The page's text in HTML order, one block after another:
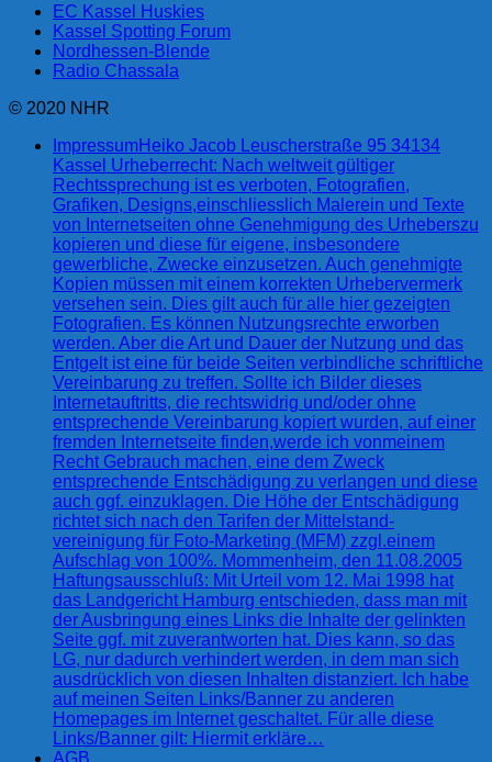
EC Kassel Huskies
Kassel Spotting Forum
Nordhessen-Blende
Radio Chassala
© 2020 NHR
ImpressumHeiko Jacob Leuscherstraße 95 34134
Kassel Urheberrecht: Nach weltweit gültiger
Rechtssprechung ist es verboten, Fotografien,
Grafiken, Designs,einschliesslich Malerein und Texte
von Internetseiten ohne Genehmigung des Urheberszu
kopieren und diese für eigene, insbesondere
gewerbliche, Zwecke einzusetzen. Auch genehmigte
Kopien müssen mit einem korrekten Urhebervermerk
versehen sein. Dies gilt auch für alle hier gezeigten
Fotografien. Es können Nutzungsrechte erworben
werden. Aber die Art und Dauer der Nutzung und das
Entgelt ist eine für beide Seiten verbindliche schriftliche
Vereinbarung zu treffen. Sollte ich Bilder dieses
Internetauftritts, die rechtswidrig und/oder ohne
entsprechende Vereinbarung kopiert wurden, auf einer
fremden Internetseite finden,werde ich vonmeinem
Recht Gebrauch machen, eine dem Zweck
entsprechende Entschädigung zu verlangen und diese
auch ggf. einzuklagen. Die Höhe der Entschädigung
richtet sich nach den Tarifen der Mittelstand-
vereinigung für Foto-Marketing (MFM) zzgl.einem
Aufschlag von 100%. Mommenheim, den 11.08.2005
Haftungsausschluß: Mit Urteil vom 12. Mai 1998 hat
das Landgericht Hamburg entschieden, dass man mit
der Ausbringung eines Links die Inhalte der gelinkten
Seite ggf. mit zuverantworten hat. Dies kann, so das
LG, nur dadurch verhindert werden, in dem man sich
ausdrücklich von diesen Inhalten distanziert. Ich habe
auf meinen Seiten Links/Banner zu anderen
Homepages im Internet geschaltet. Für alle diese
Links/Banner gilt: Hiermit erkläre…
AGB